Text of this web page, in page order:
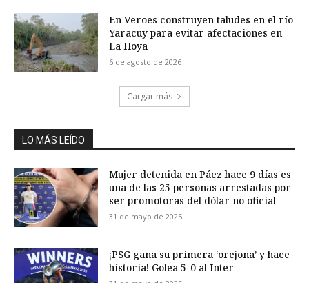
En Veroes construyen taludes en el río
Yaracuy para evitar afectaciones en
La Hoya
6 de agosto de 2026
Cargar más
LO MÁS LEÍDO
Mujer detenida en Páez hace 9 días es
una de las 25 personas arrestadas por
ser promotoras del dólar no oficial
31 de mayo de 2025
¡PSG gana su primera ‘orejona’ y hace
historia! Golea 5-0 al Inter